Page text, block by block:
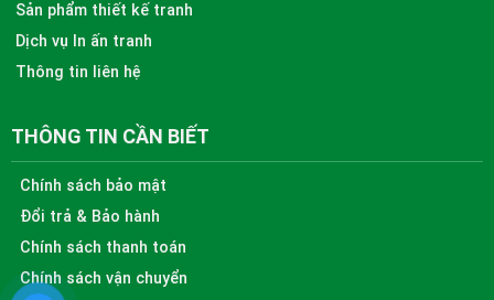
Sản phẩm thiết kế tranh
Dịch vụ In ấn tranh
Thông tin liên hệ
THÔNG TIN CẦN BIẾT
Chính sách bảo mật
Đổi trả & Bảo hành
Chính sách thanh toán
Chính sách vận chuyển